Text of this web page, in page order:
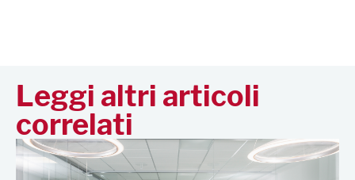
Leggi altri articoli
correlati